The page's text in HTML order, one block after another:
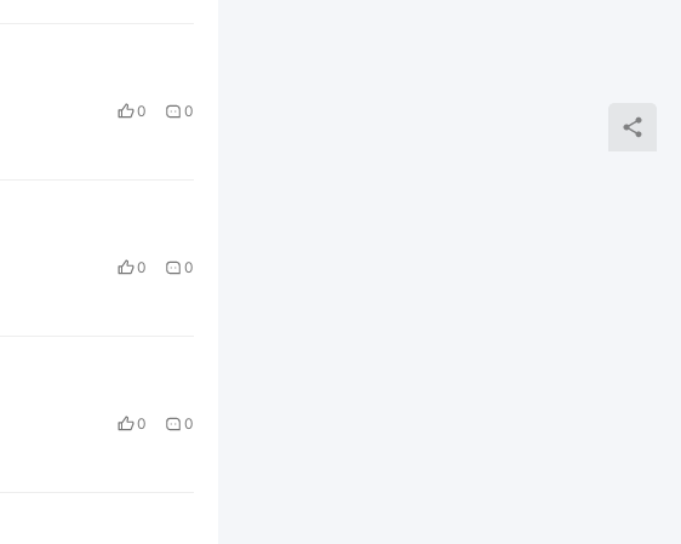
0 0
0 0
0 0